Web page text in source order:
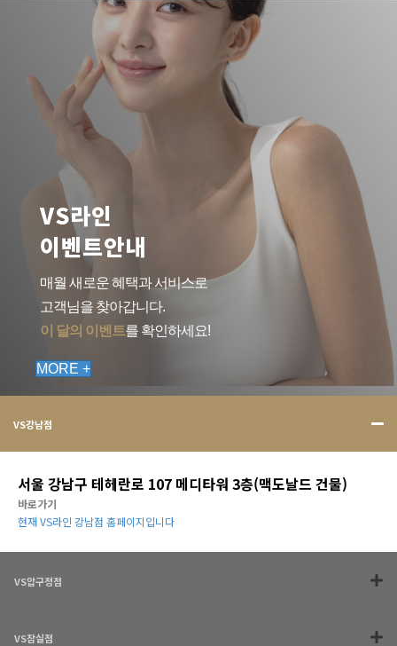
VS라인
이벤트안내
매월 새로운 혜택과 서비스로
고객님을 찾아갑니다.
이 달의 이벤트를 확인하세요!
MORE +
VS강남점
서울 강남구 테헤란로 107 메디타워 3층(맥도날드 건물)
바로가기
현재 VS라인 강남점 홈페이지입니다
VS압구정점
VS잠실점